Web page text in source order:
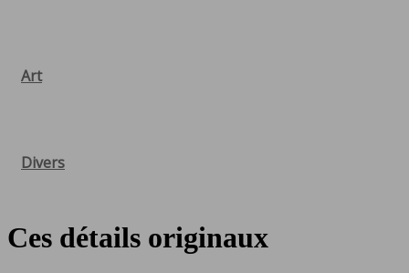
Art
Divers
Ces détails originaux